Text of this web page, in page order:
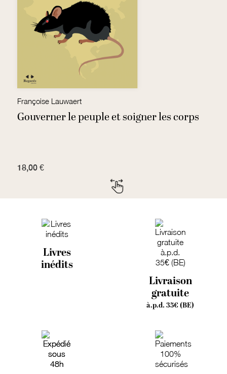
Françoise Lauwaert
Gouverner le peuple et soigner les corps
18,00 €
Livres
inédits
Livraison
gratuite
à.p.d. 35€ (BE)